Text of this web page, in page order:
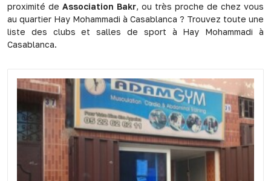
proximité de Association Bakr, ou très proche de chez vous
au quartier Hay Mohammadi à Casablanca ? Trouvez toute une
liste des clubs et salles de sport à Hay Mohammadi à
Casablanca.